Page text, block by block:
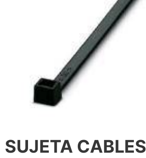
SUJETA CABLES